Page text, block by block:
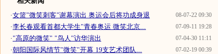
08-07-22 09:30
·女篮"微笑刺客"谢幕演出 奥运会后将功成身退
07-09-11 19:28
·李长春观看首都大学生"青春奥运 微笑北京...
07-04-30 11:11
·"高原的微笑" "鸟人"访华演出
07-02-19 00:39
·朝阳国际风情节"微笑"开幕 19支艺术团队...